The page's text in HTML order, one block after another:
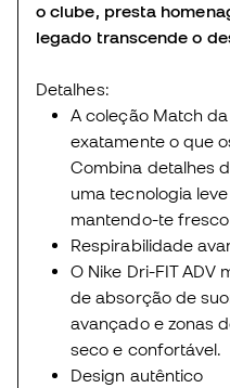
o clube, presta
legado transcende o
Detalhes:
A coleção Match
exatamente o que
Combina detalhes
uma tecnologia
mantendo-te
Respirabilidade
O Nike Dri-FIT ADV
de absorção de
avançado e zonas
seco e confortável.
Design autêntico